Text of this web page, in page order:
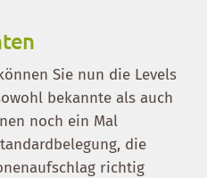
Sie nun die Levels
bekannte als auch
noch ein Mal
die
richtig